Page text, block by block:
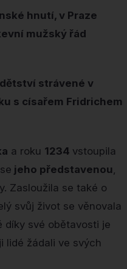
hnutí, v Praze
mužský řád
strávené v
s císařem Fridrichem
a roku 1234 vstoupila
jeho představenou ,
Zasloužila se také o
svůj život se věnovala
díky své obětavosti je
lidé žádali ve svých